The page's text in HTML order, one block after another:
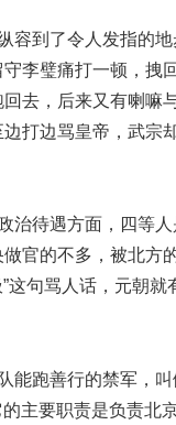
容到了令人发指的
李璧痛打一顿，拽
去，后来又有喇嘛
打边骂皇帝，武宗
治待遇方面，四等
官的不多，被北方
”这句骂人话，元朝
能跑善行的禁军，叫
的主要职责是负责北